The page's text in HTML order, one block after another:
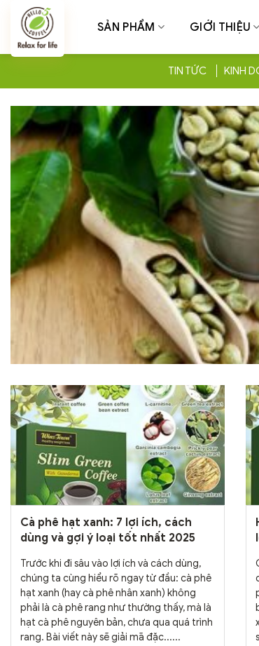
Chuyển
dung
SẢN PHẨM GIỚI THIỆU
TIN TỨC KINH
Cà phê hạt xanh: 7 lợi ích, cách
dùng và gợi ý loại tốt nhất 2025
Trước khi đi sâu vào lợi ích và cách dùng,
chúng ta cùng hiểu rõ ngay từ đầu: cà phê
hạt xanh (hay cà phê nhân xanh) không
phải là cà phê rang như thường thấy, mà là
hạt cà phê nguyên bản, chưa qua quá trình
rang. Bài viết này sẽ giải mã đặc......